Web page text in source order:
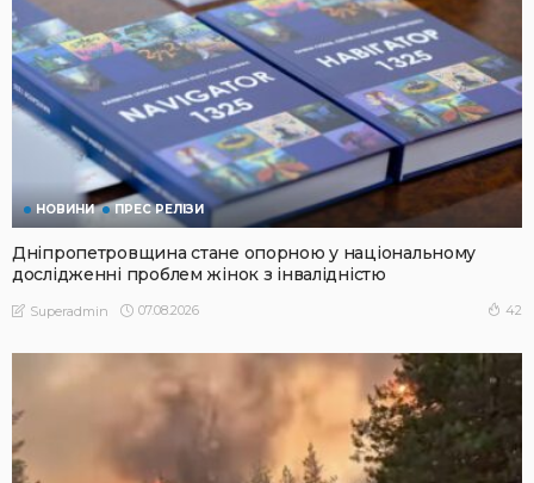
НОВИНИ ПРЕС РЕЛІЗИ
Дніпропетровщина стане опорною у національному
дослідженні проблем жінок з інвалідністю
Superadmin 07.08.2026 42